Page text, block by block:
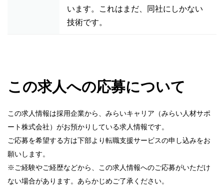
います。これはまだ、同社にしかない
技術です。
この求人への応募について
この求人情報は採用企業から、みらいキャリア（みらい人材サポ
ート株式会社）がお預かりしている求人情報です。
ご応募を希望する方は下部より転職支援サービスの申し込みをお
願いします。
※ご経験やご経歴などから、この求人情報へのご応募がいただけ
ない場合があります。あらかじめご了承ください。